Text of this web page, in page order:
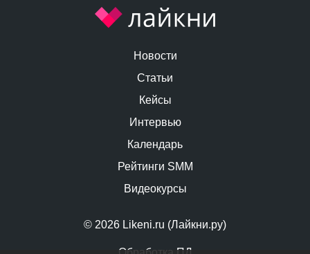
© 2026 Likeni.ru (Лайкни.ру)
Новости
Статьи
Кейсы
Интервью
Календарь
Рейтинги SMM
Видеокурсы